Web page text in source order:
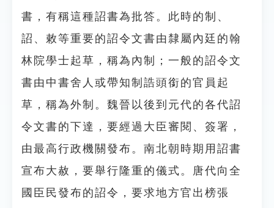
書，有稱這種詔書為批答。此時的制、
詔、敕等重要的詔令文書由隸屬內廷的翰
林院學士起草，稱為內制；一般的詔令文
書由中書舍人或帶知制誥頭銜的官員起
草，稱為外制。魏晉以後到元代的各代詔
令文書的下達，要經過大臣審閱、簽署，
由最高行政機關發布。南北朝時期用詔書
宣布大赦，要舉行隆重的儀式。唐代向全
國臣民發布的詔令，要求地方官出榜張